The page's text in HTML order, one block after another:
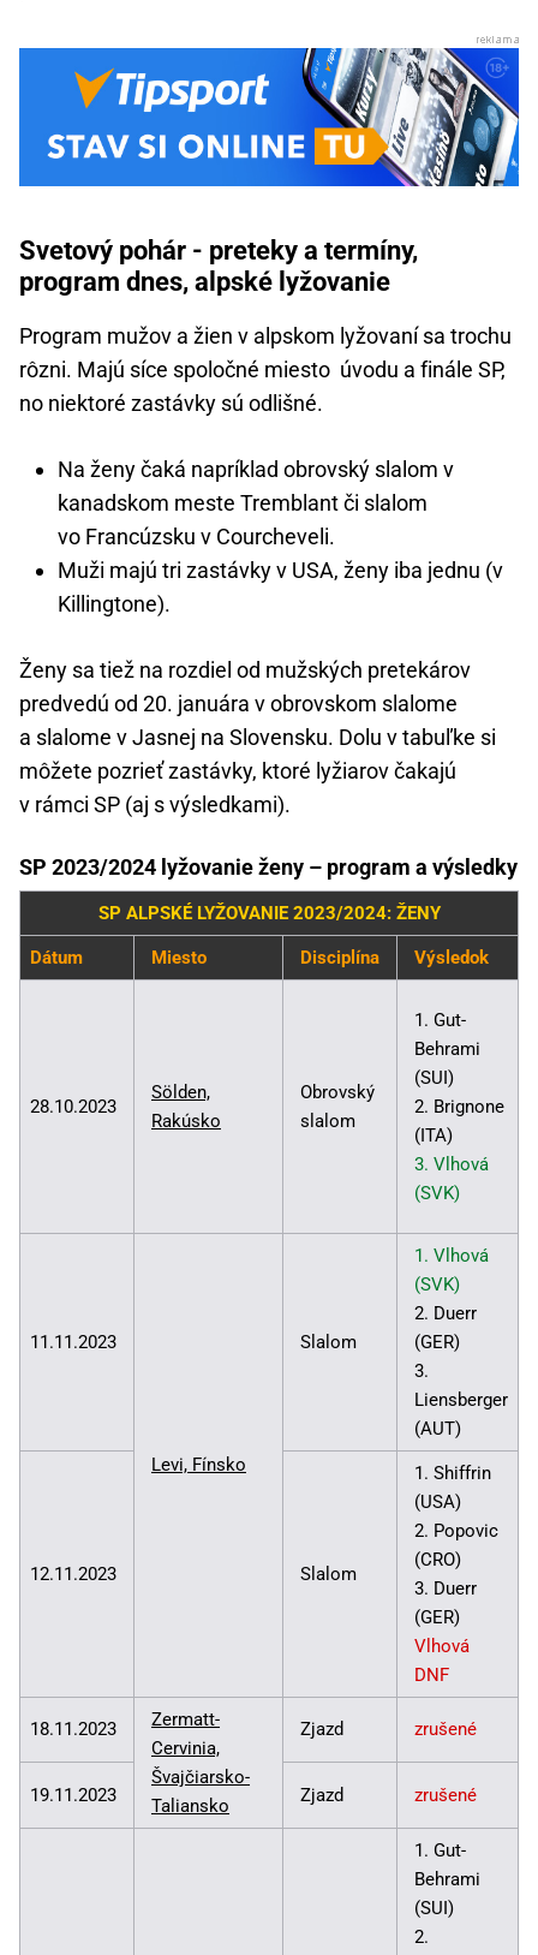
Svetový pohár - preteky a termíny,
program dnes, alpské lyžovanie
Program mužov a žien v alpskom lyžovaní sa trochu
rôzni. Majú síce spoločné miesto úvodu a finále SP,
no niektoré zastávky sú odlišné.
Na ženy čaká napríklad obrovský slalom v
kanadskom meste Tremblant či slalom
vo Francúzsku v Courcheveli.
Muži majú tri zastávky v USA, ženy iba jednu (v
Killingtone).
Ženy sa tiež na rozdiel od mužských pretekárov
predvedú od 20. januára v obrovskom slalome
a slalome v Jasnej na Slovensku. Dolu v tabuľke si
môžete pozrieť zastávky, ktoré lyžiarov čakajú
v rámci SP (aj s výsledkami).
SP 2023/2024 lyžovanie ženy – program a výsledky
SP ALPSKÉ LYŽOVANIE 2023/2024: ŽENY
Dátum Miesto Disciplína Výsledok
28.10.2023
Sölden,
Rakúsko
Obrovský
slalom
1. Gut-
Behrami
(SUI)
2. Brignone
(ITA)
3. Vlhová
(SVK)
11.11.2023
Levi, Fínsko
Slalom
1. Vlhová
(SVK)
2. Duerr
(GER)
3.
Liensberger
(AUT)
12.11.2023 Slalom
1. Shiffrin
(USA)
2. Popovic
(CRO)
3. Duerr
(GER)
Vlhová
DNF
18.11.2023
Zermatt-
Cervinia,
Švajčiarsko-
Taliansko
Zjazd zrušené
19.11.2023 Zjazd zrušené
1. Gut-
Behrami
(SUI)
2.